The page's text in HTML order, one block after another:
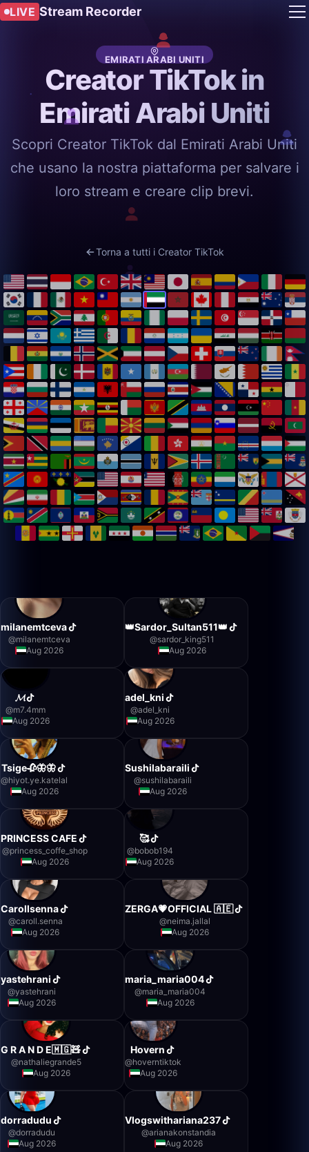
LIVE Stream Recorder
EMIRATI ARABI UNITI
Creator TikTok in
Emirati Arabi Uniti
Scopri Creator TikTok dal Emirati Arabi Uniti
che usano la nostra piattaforma per salvare i
loro stream e creare clip brevi.
Torna a tutti i Creator TikTok
milanemtceva
@milanemtceva
Aug 2026
👑Sardor_Sultan511👑
@sardor_king511
Aug 2026
𝓜
@m7.4mm
Aug 2026
adel_kni
@adel_kni
Aug 2026
Tsige🥀🦋🦋
@hiyot.ye.katelal
Aug 2026
Sushilabaraili
@sushilabaraili
Aug 2026
PRINCESS CAFE
@princess_coffe_shop
Aug 2026
🥰
@bobob194
Aug 2026
Carollsenna
@caroll.senna
Aug 2026
ZERGA💗OFFICIAL 🇦🇪
@neima.jallal
Aug 2026
yastehrani
@yastehrani
Aug 2026
maria_maria004
@maria_maria004
Aug 2026
G R A N D E🇲🇬🧸
@nathaliegrande5
Aug 2026
Hovern
@hoverntiktok
Aug 2026
dorradudu
@dorradudu
Aug 2026
Vlogswithariana237
@arianakonstandia
Aug 2026